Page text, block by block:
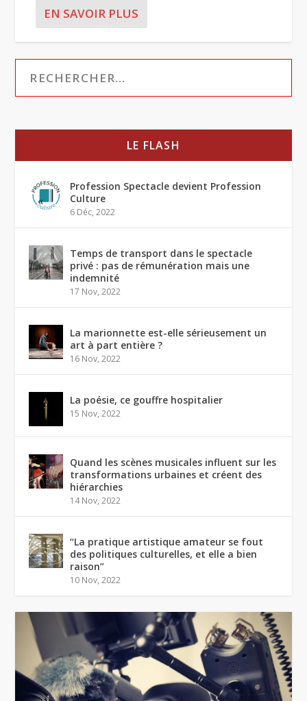
EN SAVOIR PLUS
LE FLASH
Profession Spectacle devient Profession
Culture
6 Déc, 2022
Temps de transport dans le spectacle
privé : pas de rémunération mais une
indemnité
17 Nov, 2022
La marionnette est-elle sérieusement un
art à part entière ?
16 Nov, 2022
La poésie, ce gouffre hospitalier
15 Nov, 2022
Quand les scènes musicales influent sur les
transformations urbaines et créent des
hiérarchies
14 Nov, 2022
“La pratique artistique amateur se fout
des politiques culturelles, et elle a bien
raison”
10 Nov, 2022